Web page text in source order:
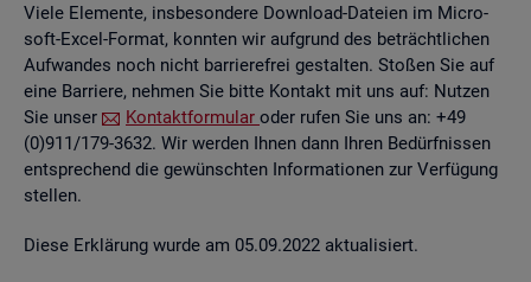
Viele Ele­men­te, ins­be­son­de­re Down­load-Da­tei­en im Mi­cro­
soft-Excel-For­mat, konn­ten wir auf­grund des be­trächt­li­chen
Auf­wan­des noch nicht bar­rie­re­frei ge­stal­ten. Sto­ßen Sie auf
eine Bar­rie­re, neh­men Sie bitte Kon­takt mit uns auf: Nut­zen
Sie unser
Kon­takt­for­mu­lar oder rufen Sie uns an: +49
(0)911/179-3632. Wir wer­den Ihnen dann Ihren Be­dürf­nis­sen
ent­spre­chend die ge­wünsch­ten In­for­ma­tio­nen zur Ver­fü­gung
stel­len.
Diese Er­klä­rung wurde am 05.09.2022 ak­tua­li­siert.